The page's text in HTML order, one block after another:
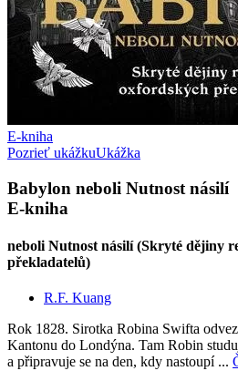
E-kniha
Pozrieť ukážkuUkážka
Babylon neboli Nutnost násilí
E-kniha
neboli Nutnost násilí (Skryté dějiny
překladatelů)
R.F. Kuang
Rok 1828. Sirotka Robina Swifta
Kantonu do Londýna. Tam Robin
a připravuje se na den, kdy nastoupí ...